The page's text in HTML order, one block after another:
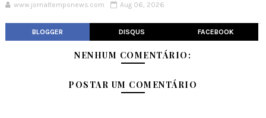
www.jornaltemponews.com Aug 06, 2026
BLOGGER DISQUS FACEBOOK
NENHUM COMENTÁRIO:
POSTAR UM COMENTÁRIO